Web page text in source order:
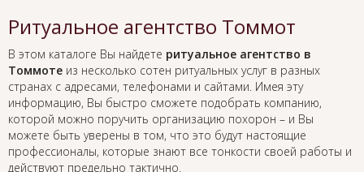
Ритуальное агентство Томмот
В этом каталоге Вы найдете ритуальное агентство в
Томмоте из несколько сотен ритуальных услуг в разных
странах с адресами, телефонами и сайтами. Имея эту
информацию, Вы быстро сможете подобрать компанию,
которой можно поручить организацию похорон – и Вы
можете быть уверены в том, что это будут настоящие
профессионалы, которые знают все тонкости своей работы и
действуют предельно тактично.